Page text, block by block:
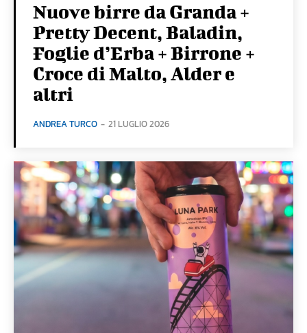
Nuove birre da Granda +
Pretty Decent, Baladin,
Foglie d’Erba + Birrone +
Croce di Malto, Alder e
altri
ANDREA TURCO - 21 LUGLIO 2026